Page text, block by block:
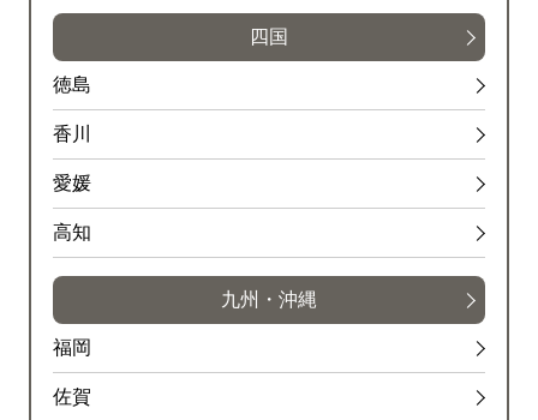
四国
徳島
香川
愛媛
高知
九州・沖縄
福岡
佐賀